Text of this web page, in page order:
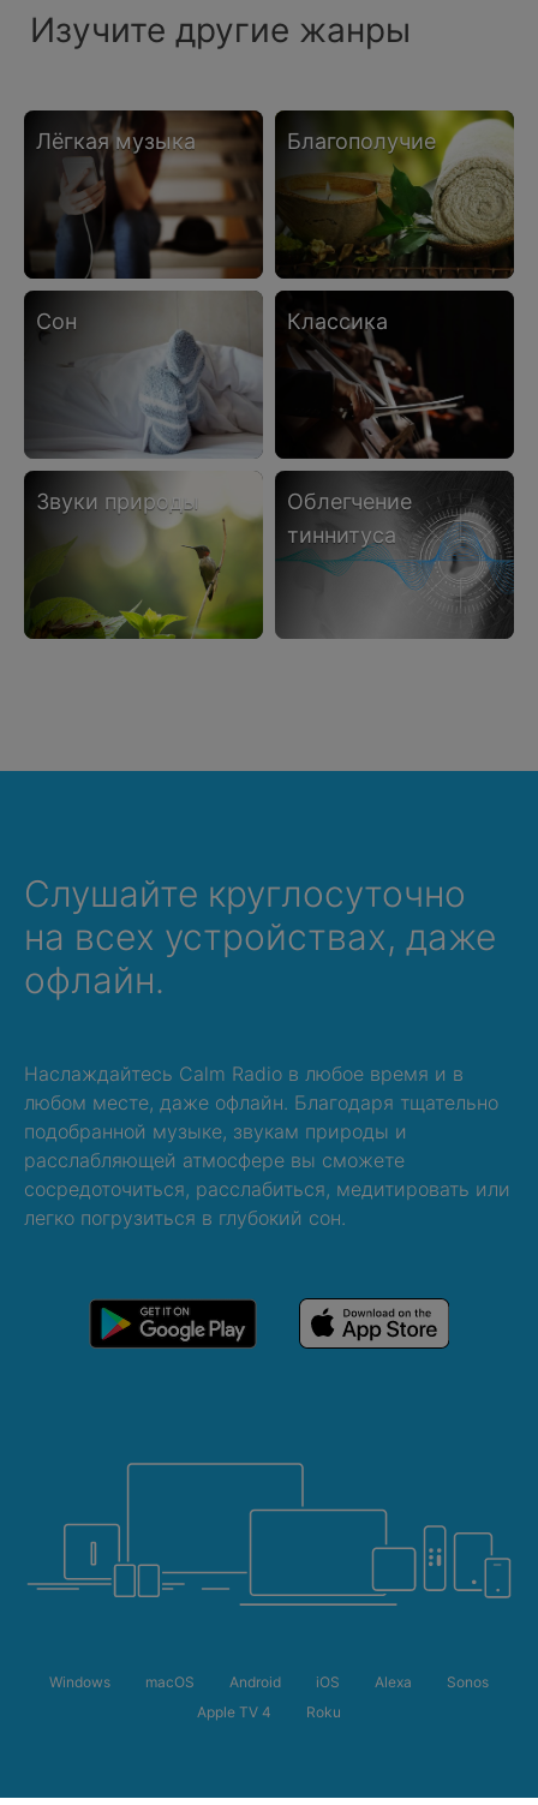
Изучите другие жанры
лёгкая музыка благополучие
сон классика
звуки природы
облегчение
тиннитуса
Слушайте круглосуточно
на всех устройствах, даже
офлайн.
Наслаждайтесь Calm Radio в любое время и в
любом месте, даже офлайн. Благодаря тщательно
подобранной музыке, звукам природы и
расслабляющей атмосфере вы сможете
сосредоточиться, расслабиться, медитировать или
легко погрузиться в глубокий сон.
Windows macOS Android iOS Alexa
Sonos
Apple TV 4
Roku